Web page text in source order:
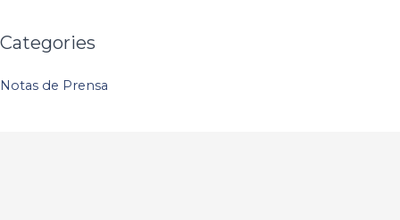
Categories
Notas de Prensa